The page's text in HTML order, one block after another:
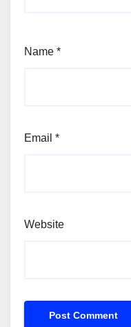
Name *
Email *
Website